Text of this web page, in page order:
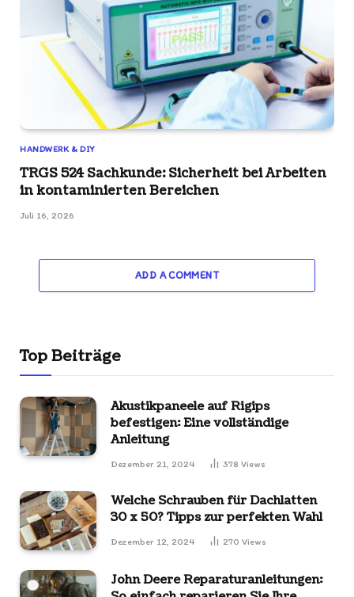
HANDWERK & DIY
TRGS 524 Sachkunde: Sicherheit bei Arbeiten
in kontaminierten Bereichen
Juli 16, 2026
ADD A COMMENT
Top Beiträge
Akustikpaneele auf Rigips
befestigen: Eine vollständige
Anleitung
Dezember 21, 2024 378 Views
Welche Schrauben für Dachlatten
30 x 50? Tipps zur perfekten Wahl
Dezember 12, 2024 270 Views
John Deere Reparaturanleitungen: